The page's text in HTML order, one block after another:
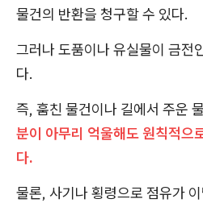
물건의 반환을 청구할 수 있다.
그러나 도품이나 유실물이 금전
다.
즉, 훔친 물건이나 길에서 주운
분이 아무리 억울해도 원칙적으
다.
물론, 사기나 횡령으로 점유가